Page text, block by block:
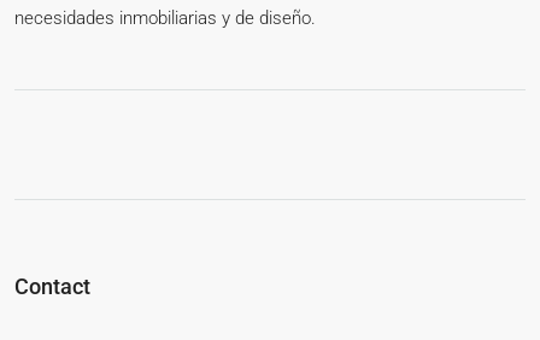
necesidades inmobiliarias y de diseño.
Contact